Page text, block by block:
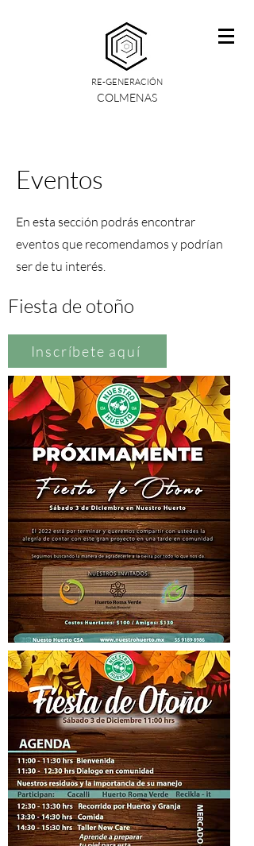
RE-GENERACIÓN
COLMENAS
Eventos
En esta sección podrás encontrar
eventos que recomendamos y podrían
ser de tu interés.
Fiesta de otoño
Inscríbete aquí